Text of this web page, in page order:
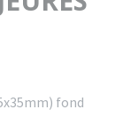
fond